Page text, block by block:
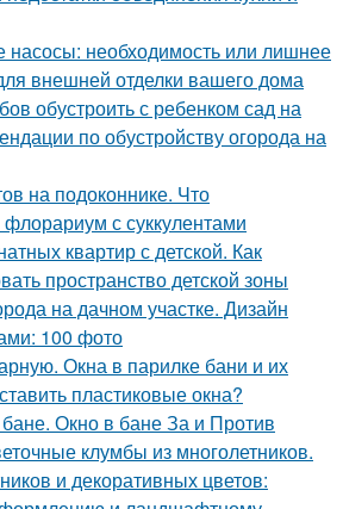
насосы: необходимость или лишнее
внешней отделки вашего дома
обустроить с ребенком сад на
по обустройству огорода на
на подоконнике. Что
с суккулентами
квартир с детской. Как
пространство детской зоны
на дачном участке. Дизайн
100 фото
Окна в парилке бани и их
пластиковые окна?
Окно в бане За и Против
клумбы из многолетников.
и декоративных цветов: